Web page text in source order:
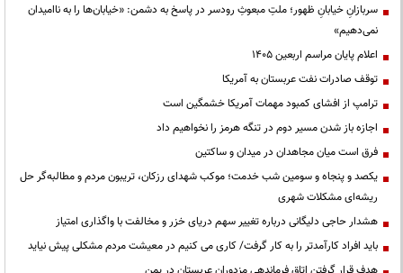
سربازانِ خیابانِ ظهور؛ ملتِ مبعوثِ رودسر در پاسخ به دشمن: «خیابان‌ها را به ناامیدان
نمی‌دهیم»
اعلام پایان مراسم اربعین ۱۴۰۵
توقف صادرات نفت عربستان به آمریکا
ترامپ از افشای کمبود مهمات آمریکا خشمگین است
اجازه باز شدن مسیر دوم در تنگه هرمز را نخواهیم داد
فرق است میان مجاهدان در میدان و ساکتین
یکصد و پنجاه و سومین شب خدمت؛ موکب شهدای رزکان، تریبون مردم و مطالبه‌گر حل
ریشه‌ای مشکلات شهری
هشدار حاجی دلیگانی درباره تغییر سهم دریای خزر و مخالفت با واگذاری امتیاز
باید افراد کارآمدتر را به کار گرفت/ کاری می کنیم در معیشت مردم مشکلی پیش نیاید